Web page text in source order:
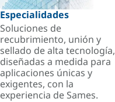
Especialidades
Soluciones de
recubrimiento, unión y
sellado de alta tecnología,
diseñadas a medida para
aplicaciones únicas y
exigentes, con la
experiencia de Sames.